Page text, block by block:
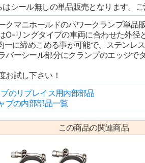
はシール無しの単品販売となります。ご
クマニホールドのパワークランプ単品販
O-リングタイプの車両に合わせた外径
一に締めこめる事が可能で、ステンレ
バーシール部分にクランプのエッジで
お試し下さい！
のリプレイス用内部部品
ブの内部部品一覧
この商品の関連商品